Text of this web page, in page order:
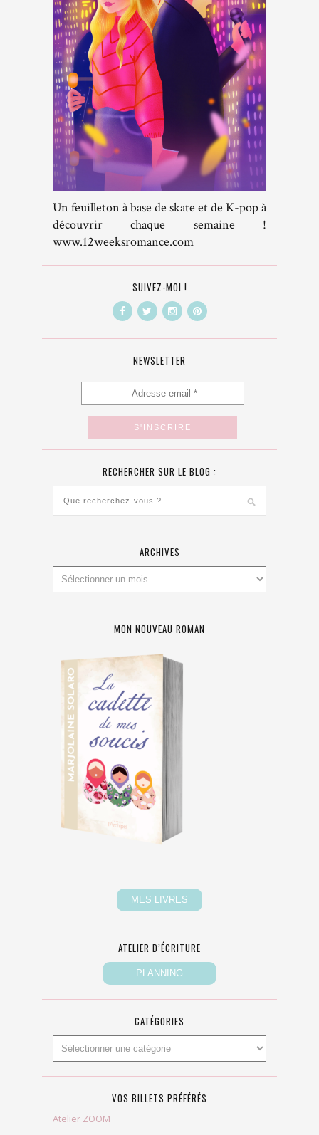
Un feuilleton à base de skate et de K-pop à
découvrir chaque semaine !
www.12weeksromance.com
SUIVEZ-MOI !
NEWSLETTER
RECHERCHER SUR LE BLOG :
ARCHIVES
MON NOUVEAU ROMAN
ATELIER D’ÉCRITURE
CATÉGORIES
VOS BILLETS PRÉFÉRÉS
Atelier ZOOM